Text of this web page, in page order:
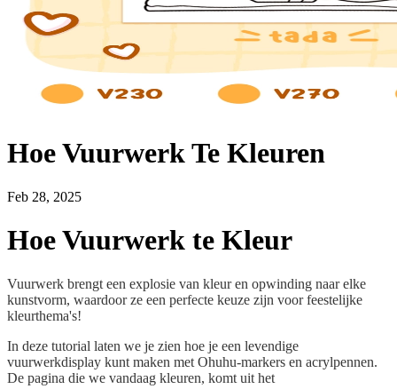
Hoe Vuurwerk Te Kleuren
Feb 28, 2025
Hoe Vuurwerk te Kleur
Vuurwerk brengt een explosie van kleur en opwinding naar elke
kunstvorm, waardoor ze een perfecte keuze zijn voor feestelijke
kleurthema's!
In deze tutorial laten we je zien hoe je een levendige
vuurwerkdisplay kunt maken met Ohuhu-markers en acrylpennen.
De pagina die we vandaag kleuren, komt uit het